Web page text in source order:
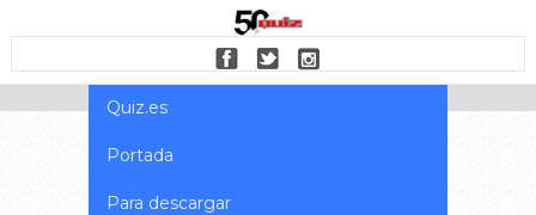
Quiz.es
Portada
Para descargar